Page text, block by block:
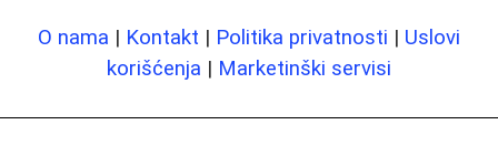
O nama | Kontakt | Politika privatnosti | Uslovi
korišćenja | Marketinški servisi